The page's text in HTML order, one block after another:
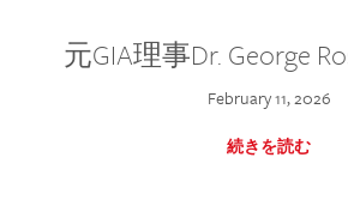
元GIA理事Dr. George
February 11, 2026
続きを読む